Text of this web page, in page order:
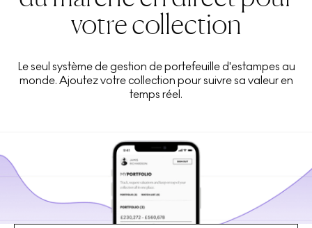
votre collection
Le seul système de gestion de portefeuille d'estampes au
monde. Ajoutez votre collection pour suivre sa valeur en
temps réel.